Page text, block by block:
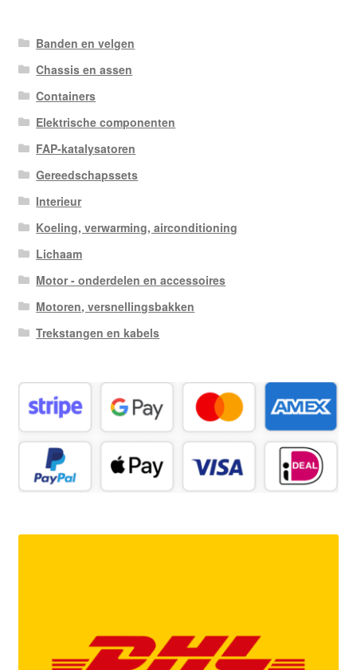
Banden en velgen
Chassis en assen
Containers
Elektrische componenten
FAP-katalysatoren
Gereedschapssets
Interieur
Koeling, verwarming, airconditioning
Lichaam
Motor - onderdelen en accessoires
Motoren, versnellingsbakken
Trekstangen en kabels